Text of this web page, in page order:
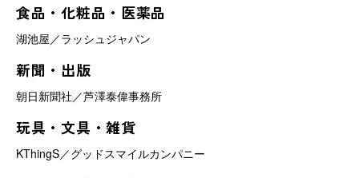
食品・化粧品・医薬品
湖池屋／ラッシュジャパン
新聞・出版
朝日新聞社／芦澤泰偉事務所
玩具・文具・雑貨
KThingS／グッドスマイルカンパニー